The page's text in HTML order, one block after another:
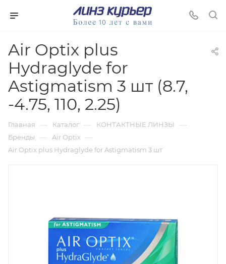
Air Optix plus
Hydraglyde for
Astigmatism 3 шт (8.7,
-4.75, 110, 2.25)
Главная — Каталог — КОНТАКТНЫЕ ЛИНЗЫ —
Бренды — Air Optix —
Air Optix plus Hydraglyde for Astigmatism 3 шт